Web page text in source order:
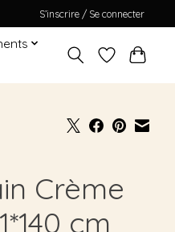
S’inscrire / Se connecter
Crème
cm